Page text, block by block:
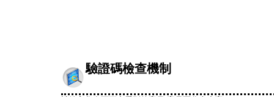
驗證碼檢查機制